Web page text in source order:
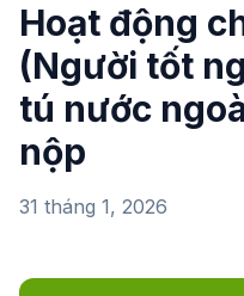
Hoạt động
(Người tốt
tú nước
nộp
31 tháng 1, 2026